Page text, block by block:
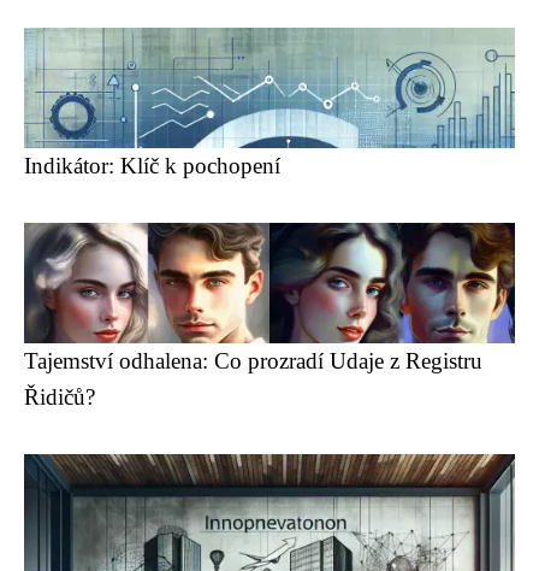
Indikátor: Klíč k pochopení
Tajemství odhalena: Co prozradí Udaje z Registru
Řidičů?